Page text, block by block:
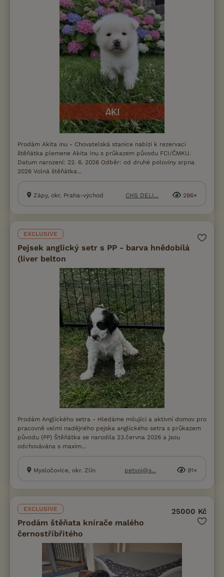
Prodám Akita inu - Chovatelská stanice nabízí k rezervaci
štěňátka plemene Akita Inu s průkazem původu FCI/ČMKU.
Datum narození: 22. 6. 2026 Odběr: od druhé poloviny srpna
2026 Volná štěňátka...
Zápy, okr. Praha-východ CHS DELI... 286×
EXCLUSIVE
Pejsek anglický setr s PP - barva hnědobílá
(liver belton
Prodám Anglického setra - Hledáme milující a aktivní domov pro
pracovně velmi nadějného pejska anglického setra s průkazem
původu (PP) Štěňátka se narodila 23.června 2026 a jsou
odchovávána s maxim...
Mysločovice, okr. Zlín petvoj@s... 91×
EXCLUSIVE
Prodám štěňata knírače malého
černostříbřitého
25000 Kč